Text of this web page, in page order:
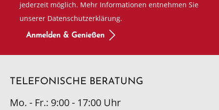
jederzeit möglich. Mehr Informationen entnehmen Sie
unserer Datenschutzerklärung.
Anmelden & Genießen
TELEFONISCHE BERATUNG
Mo. - Fr.: 9:00 - 17:00 Uhr